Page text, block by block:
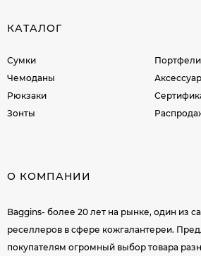
КАТАЛОГ
Сумки
Чемоданы
Рюкзаки
Зонты
Портфели
О КОМПАНИИ
Baggins- более 20 лет на рынке, один из
реселлеров в сфере кожгалантереи.
покупателям огромный выбор товара